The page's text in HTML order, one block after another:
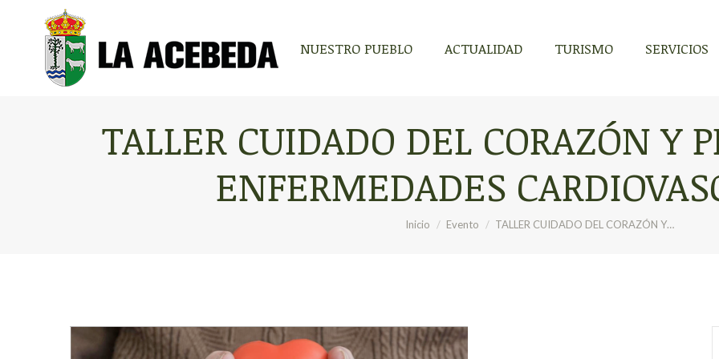
NUESTRO PUEBLO ACTUALIDAD TURISMO SERVICIOS
TALLER CUIDADO DEL CORAZÓN Y
ENFERMEDADES
Estás aquí:
Inicio Evento TALLER CUIDADO DEL CORAZÓN Y…